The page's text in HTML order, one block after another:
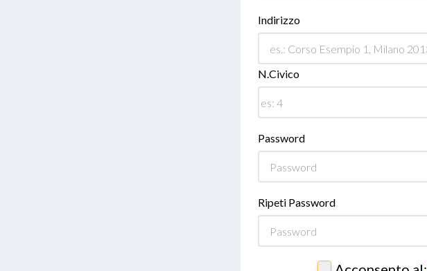
Indirizzo
N.Civico
Password
Ripeti Password